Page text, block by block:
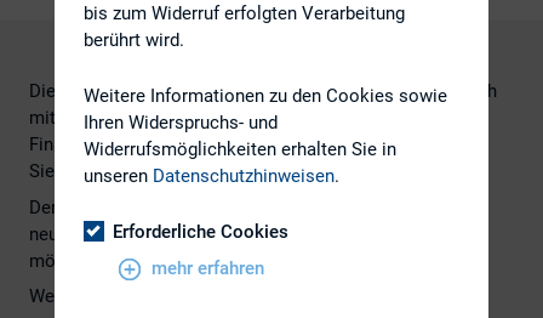
Die Ausgabe Juli 2016 des BaFinJournals beschäftigt sich
mit dem Schwerpunktthema
Finanzmarktnovellierungsgesetz. Die Juli-Ausgabe finden
Sie
hier.
Den Artikel "Erstes Finanzmarktnovellierungsgesetz: Die
neuen Vorschriften im Wertpapierhandelsgesetz" über
mögliche Sanktionen finden Sie auf Seite 18.
Weitere Informationen zum BaFinJournal finden Sie
bis zum Widerruf erfolgten Verarbeitung
berührt wird.
Weitere Informationen zu den Cookies sowie
Ihren Widerspruchs- und
Widerrufsmöglichkeiten erhalten Sie in
unseren Datenschutzhinweisen.
Erforderliche Cookies
mehr erfahren